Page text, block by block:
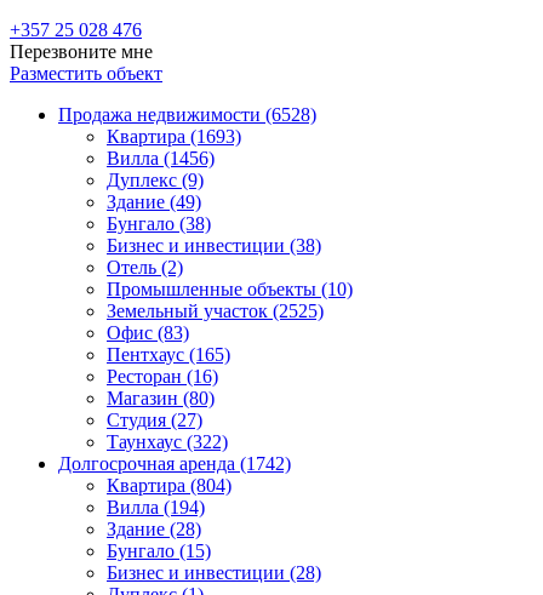
+357 25 028 476
Перезвоните мне
Разместить объект
Продажа недвижимости (6528)
Квартира (1693)
Вилла (1456)
Дуплекс (9)
Здание (49)
Бунгало (38)
Бизнес и инвестиции (38)
Отель (2)
Промышленные объекты (10)
Земельный участок (2525)
Офис (83)
Пентхаус (165)
Ресторан (16)
Магазин (80)
Студия (27)
Таунхаус (322)
Долгосрочная аренда (1742)
Квартира (804)
Вилла (194)
Здание (28)
Бунгало (15)
Бизнес и инвестиции (28)